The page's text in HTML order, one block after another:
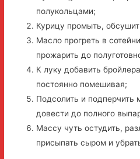
полукольцами;
Курицу промыть,
Масло прогреть в
прожарить до
К луку добавить
постоянно помешивая;
Подсолить и подперчить
довести до полного
Массу чуть остудить,
присыпать сыром и